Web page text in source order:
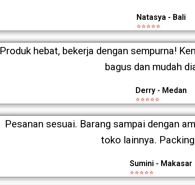
Natasya - Bali
⭐⭐⭐⭐⭐
Produk hebat, bekerja dengan sempurna!
bagus dan mudah
Derry - Medan
⭐⭐⭐⭐⭐
Pesanan sesuai. Barang sampai dengan
toko lainnya.
Sumini - Makasar
⭐⭐⭐⭐⭐